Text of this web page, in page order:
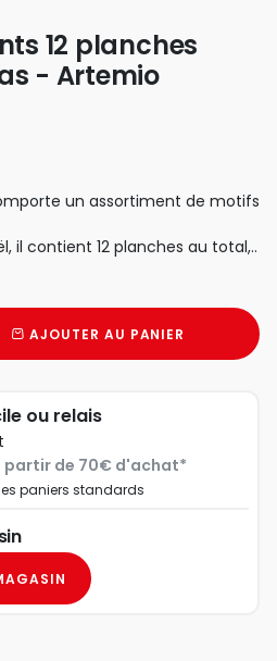
12 planches
- Artemio
un assortiment de motifs
il contient 12 planches au total,..
AJOUTER AU PANIER
ou relais
partir de 70€ d'achat*
paniers standards